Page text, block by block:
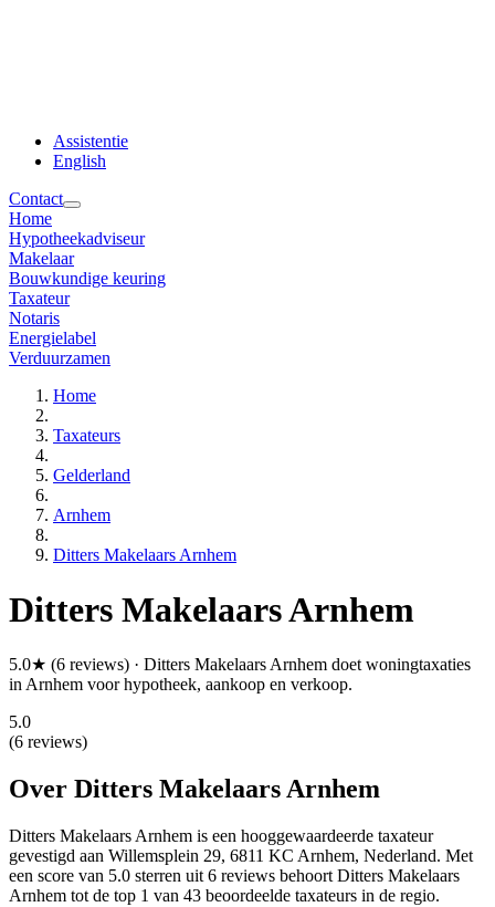
Assistentie
English
Contact
Home
Hypotheekadviseur
Makelaar
Bouwkundige keuring
Taxateur
Notaris
Energielabel
Verduurzamen
Home
Taxateurs
Gelderland
Arnhem
Ditters Makelaars Arnhem
Ditters Makelaars Arnhem
5.0★ (6 reviews) · Ditters Makelaars Arnhem doet woningtaxaties
in Arnhem voor hypotheek, aankoop en verkoop.
5.0
(6 reviews)
Over Ditters Makelaars Arnhem
Ditters Makelaars Arnhem is een hooggewaardeerde taxateur
gevestigd aan Willemsplein 29, 6811 KC Arnhem, Nederland. Met
een score van 5.0 sterren uit 6 reviews behoort Ditters Makelaars
Arnhem tot de top 1 van 43 beoordeelde taxateurs in de regio.